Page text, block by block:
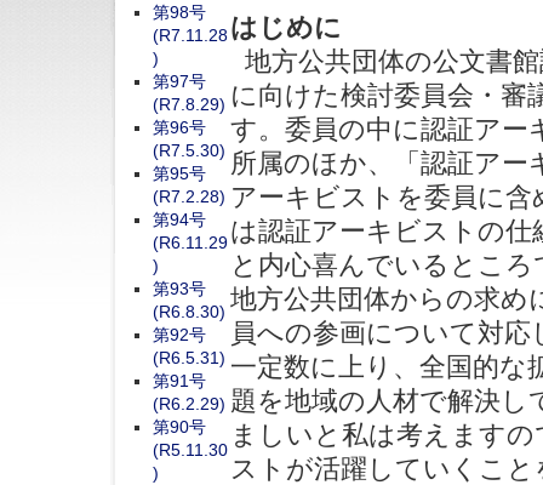
はじめに
地方公共団体の公文書
に向けた検討委員会・
す。委員の中に認証ア
所属のほか、「認証アー
アーキビストを委員に
は認証アーキビストの
と内心喜んでいるとこ
地方公共団体からの求め
員への参画について対
一定数に上り、全国的
題を地域の人材で解決
ましいと私は考えます
ストが活躍していくこ
第98号
(R7.11.28
)
第97号
(R7.8.29)
第96号
(R7.5.30)
第95号
(R7.2.28)
第94号
(R6.11.29
)
第93号
(R6.8.30)
第92号
(R6.5.31)
第91号
(R6.2.29)
第90号
(R5.11.30
)